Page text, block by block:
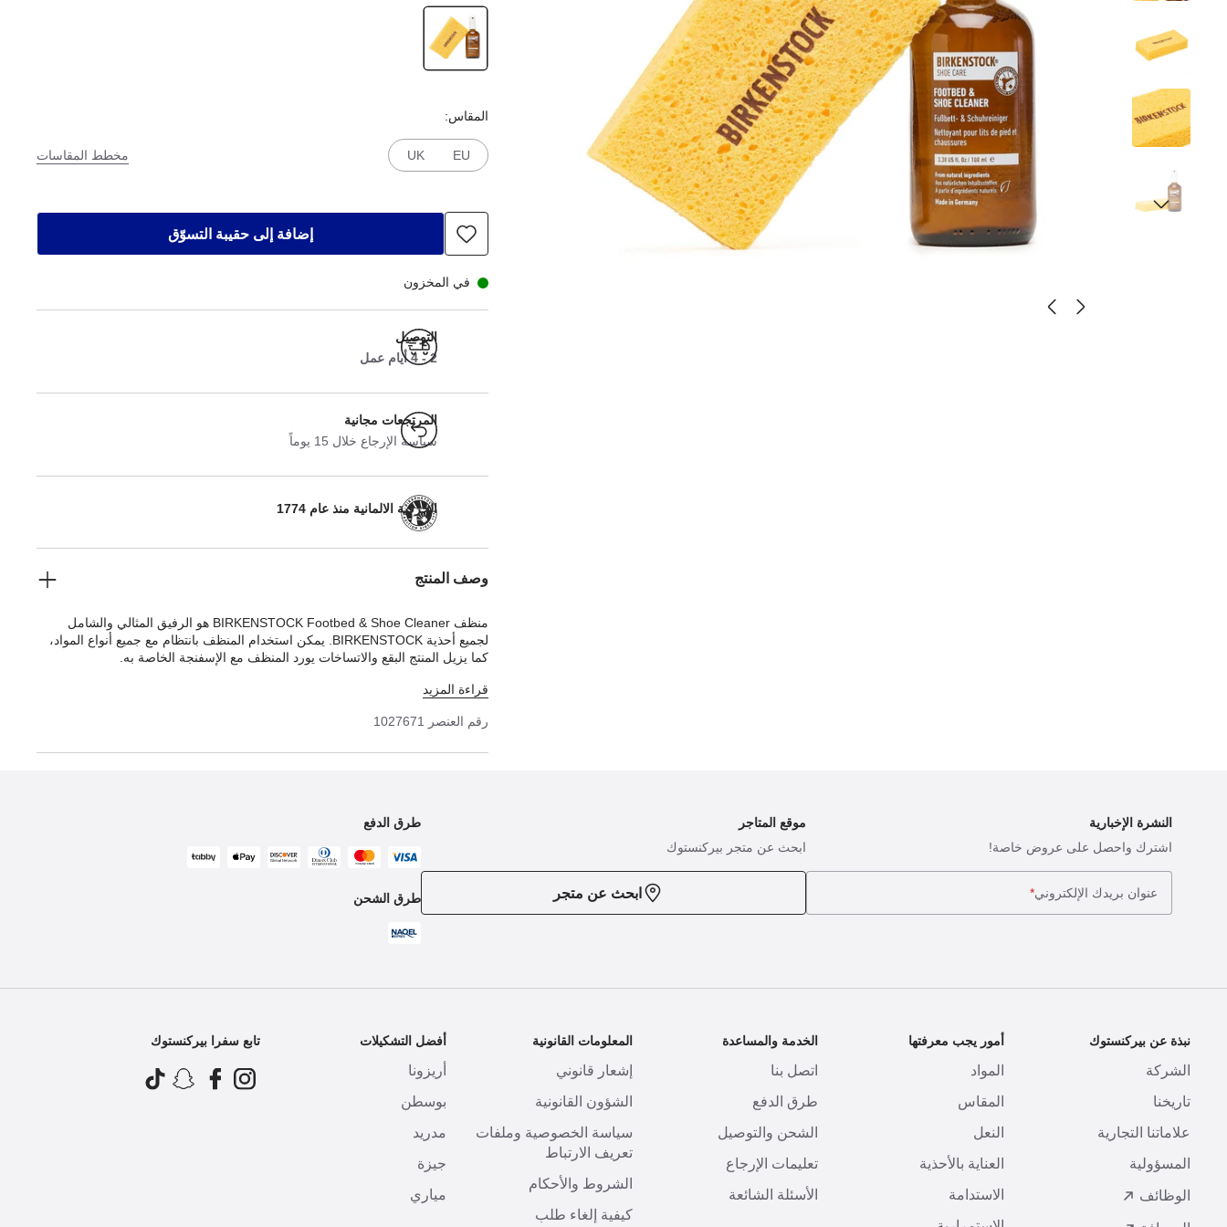
مخطط المقاسات
المقاس:
EU
UK
إضافة إلى حقيبة التسوّق
في المخزون
التوصيل
2 - 4 أيام عمل
المرتجعات مجانية
سياسة الإرجاع خلال 15 يوماً
الحرفية الالمانية منذ عام 1774
وصف المنتج
منظف BIRKENSTOCK Footbed & Shoe Cleaner هو الرفيق المثالي والشامل
لجميع أحذية BIRKENSTOCK. يمكن استخدام المنظف بانتظام مع جميع أنواع المواد،
كما يزيل المنتج البقع والاتساخات يورد المنظف مع الإسفنجة الخاصة به.
قراءة المزيد
رقم العنصر 1027671
النشرة الإخبارية
اشترك واحصل على عروض خاصة!
عنوان بريدك الإلكتروني*
موقع المتاجر
ابحث عن متجر بيركنستوك
ابحث عن متجر
طرق الدفع
طرق الشحن
نبذة عن بيركنستوك
الشركة
تاريخنا
علاماتنا التجارية
المسؤولية
الوظائف
أمور يجب معرفتها
المواد
المقاس
النعل
العناية بالأحذية
الاستدامة
الخدمة والمساعدة
اتصل بنا
طرق الدفع
الشحن والتوصيل
تعليمات الإرجاع
الأسئلة الشائعة
المعلومات القانونية
إشعار قانوني
الشؤون القانونية
سياسة الخصوصية وملفات
تعريف الارتباط
الشروط والأحكام
كيفية إلغاء طلب
أفضل التشكيلات
أريزونا
بوسطن
مدريد
جيزة
مياري
تابع سفرا بيركنستوك